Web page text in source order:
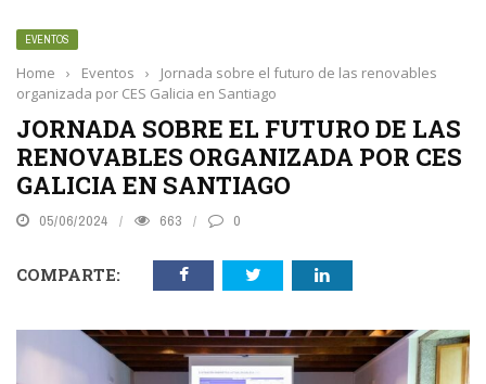
EVENTOS
Home › Eventos ›
Jornada sobre el futuro de las renovables
organizada por CES Galicia en Santiago
JORNADA SOBRE EL FUTURO DE LAS
RENOVABLES ORGANIZADA POR CES
GALICIA EN SANTIAGO
05/06/2024 663 0
COMPARTE: